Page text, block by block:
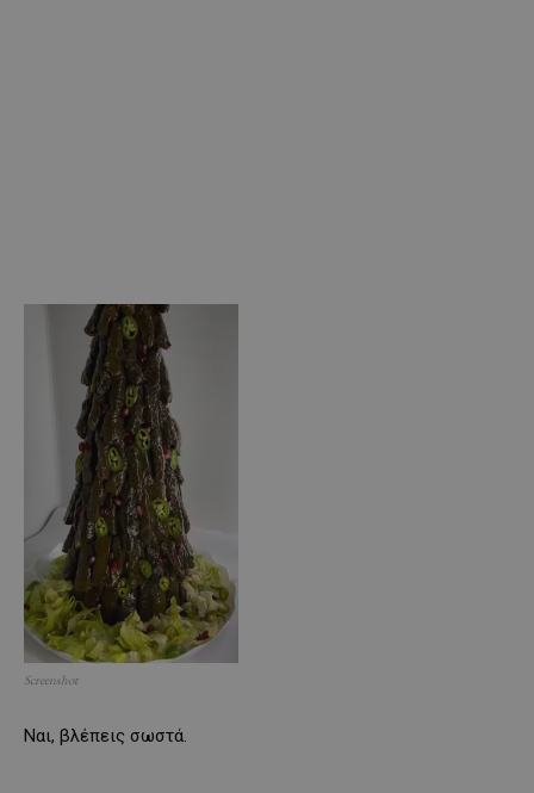
Screenshot
Ναι, βλέπεις σωστά.